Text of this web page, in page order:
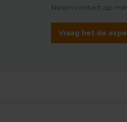
Neem contact op
Vraag het de